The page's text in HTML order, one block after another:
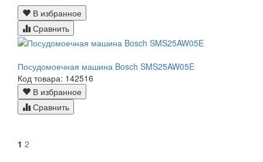
В избранное
Сравнить
Посудомоечная машина Bosch SMS25AW05E
Код товара: 142516
В избранное
Сравнить
1 2